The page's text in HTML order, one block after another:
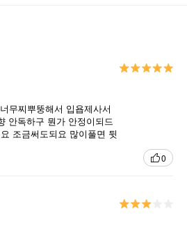
무찌뿌뚱해서 입욥제사서
안독하구 뭔가 안정이되드
조금써도되요 많이풀면 뒷
0